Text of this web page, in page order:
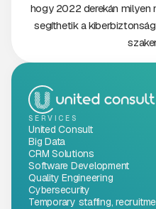
hogy 2022 derekán milyen
segíthetik a
SERVICES
United Consult
Big Data
CRM Solutions
Software Development
Quality Engineering
Cybersecurity
Temporary staffing,